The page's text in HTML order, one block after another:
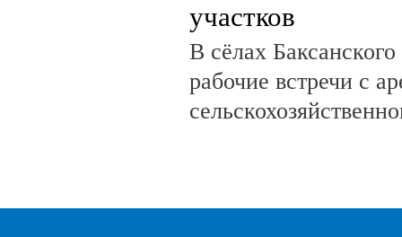
участков
В сёлах
рабочие встречи с